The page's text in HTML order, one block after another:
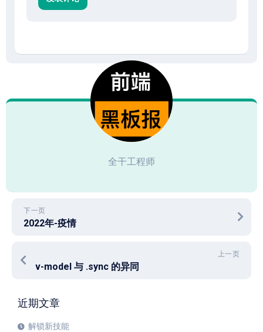
全干工程师
下一页
2022年-疫情
上一页
v-model 与 .sync 的异同
近期文章
解锁新技能